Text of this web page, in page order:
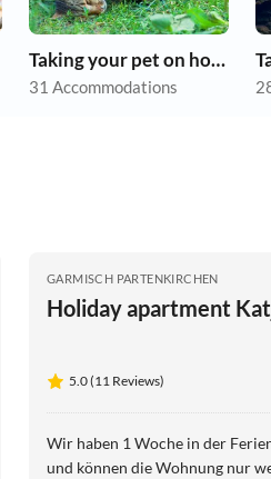
Taking your pet on holiday
31 Accommodations
GARMISCH PARTENKIRCHEN
Holiday apartment
5.0 (11 Reviews)
Wir haben 1 Woche in der
und können die Wohnung nur